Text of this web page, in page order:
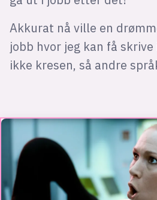
Akkurat nå ville en
jobb hvor jeg kan få
ikke kresen, så andre